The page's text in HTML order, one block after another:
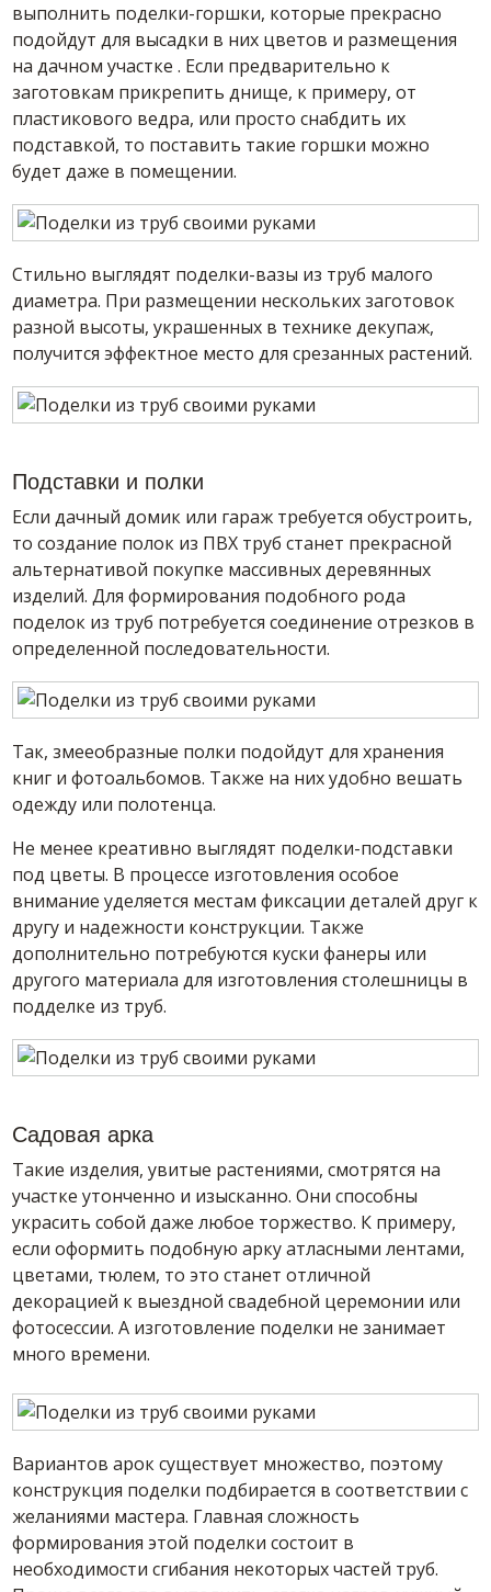
выполнить поделки-горшки, которые прекрасно
подойдут для высадки в них цветов и размещения
на дачном участке . Если предварительно к
заготовкам прикрепить днище, к примеру, от
пластикового ведра, или просто снабдить их
подставкой, то поставить такие горшки можно
будет даже в помещении.
Стильно выглядят поделки-вазы из труб малого
диаметра. При размещении нескольких заготовок
разной высоты, украшенных в технике декупаж,
получится эффектное место для срезанных растений.
Подставки и полки
Если дачный домик или гараж требуется обустроить,
то создание полок из ПВХ труб станет прекрасной
альтернативой покупке массивных деревянных
изделий. Для формирования подобного рода
поделок из труб потребуется соединение отрезков в
определенной последовательности.
Так, змееобразные полки подойдут для хранения
книг и фотоальбомов. Также на них удобно вешать
одежду или полотенца.
Не менее креативно выглядят поделки-подставки
под цветы. В процессе изготовления особое
внимание уделяется местам фиксации деталей друг к
другу и надежности конструкции. Также
дополнительно потребуются куски фанеры или
другого материала для изготовления столешницы в
подделке из труб.
Садовая арка
Такие изделия, увитые растениями, смотрятся на
участке утонченно и изысканно. Они способны
украсить собой даже любое торжество. К примеру,
если оформить подобную арку атласными лентами,
цветами, тюлем, то это станет отличной
декорацией к выездной свадебной церемонии или
фотосессии. А изготовление поделки не занимает
много времени.
Вариантов арок существует множество, поэтому
конструкция поделки подбирается в соответствии с
желаниями мастера. Главная сложность
формирования этой поделки состоит в
необходимости сгибания некоторых частей труб.